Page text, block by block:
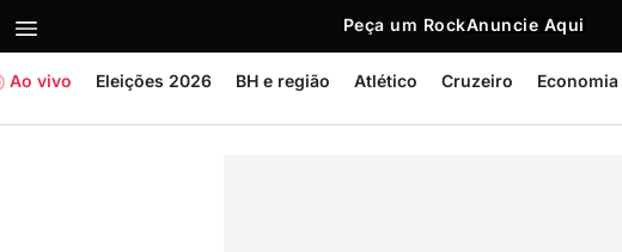
Peça um RockAnuncie Aqui
Ao vivo Eleições 2026 BH e região Atlético Cruzeiro Economia